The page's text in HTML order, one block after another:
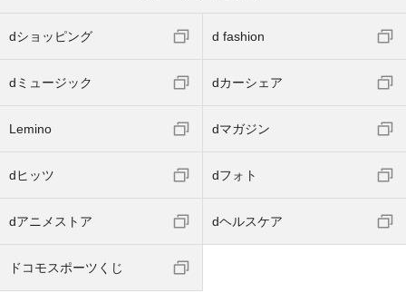
dショッピング d fashion
dミュージック dカーシェア
Lemino dマガジン
dヒッツ dフォト
dアニメストア dヘルスケア
ドコモスポーツくじ